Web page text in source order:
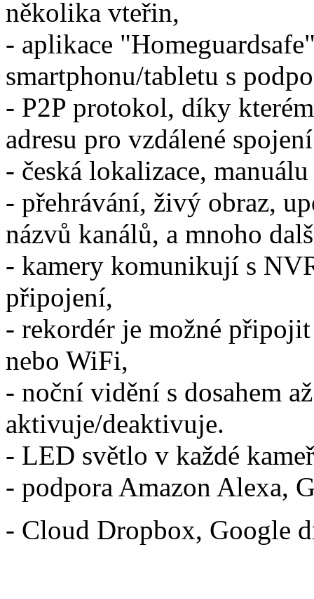
několika vteřin,
- aplikace
smartphonu/tabletu s
- P2P protokol, díky
adresu pro vzdálené
- česká lokalizace,
- přehrávání, živý obraz,
názvů kanálů, a mnoho
- kamery komunikují s
připojení,
- rekordér je možné
nebo WiFi,
- noční vidění s dosahem
aktivuje/deaktivuje.
- LED světlo v každé
- podpora Amazon Alexa,
- Cloud Dropbox, Google